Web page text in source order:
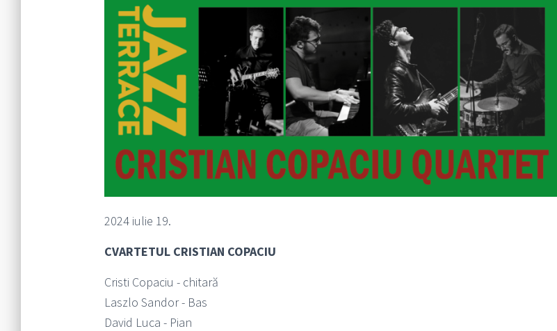
2024 iulie 19.
CVARTETUL CRISTIAN COPACIU
Cristi Copaciu - chitară
Laszlo Sandor - Bas
David Luca - Pian